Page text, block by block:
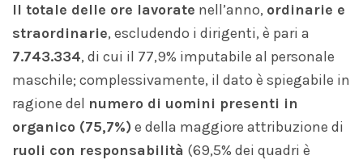
Il totale delle ore lavorate nell’anno, ordinarie e
straordinarie, escludendo i dirigenti, è pari a
7.743.334, di cui il 77,9% imputabile al personale
maschile; complessivamente, il dato è spiegabile in
ragione del numero di uomini presenti in
organico (75,7%) e della maggiore attribuzione di
ruoli con responsabilità (69,5% dei quadri è